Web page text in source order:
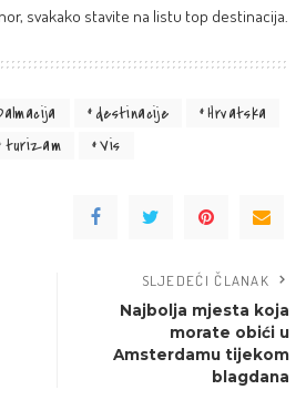
svakako stavite na listu top destinacija.
destinacije
Hrvatska
turizam Vis
SLJEDEĆI ČLANAK
Najbolja mjesta koja
morate obići u
Amsterdamu tijekom
blagdana